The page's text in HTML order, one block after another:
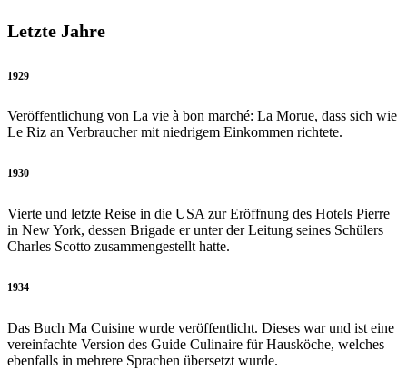
Letzte Jahre
1929
Veröffentlichung von La vie à bon marché: La Morue, dass sich wie
Le Riz an Verbraucher mit niedrigem Einkommen richtete.
1930
Vierte und letzte Reise in die USA zur Eröffnung des Hotels Pierre
in New York, dessen Brigade er unter der Leitung seines Schülers
Charles Scotto zusammengestellt hatte.
1934
Das Buch Ma Cuisine wurde veröffentlicht. Dieses war und ist eine
vereinfachte Version des Guide Culinaire für Hausköche, welches
ebenfalls in mehrere Sprachen übersetzt wurde.